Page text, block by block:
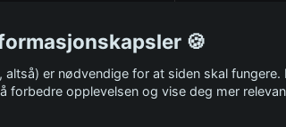
🍪
altså) er nødvendige for at siden skal fungere.
forbedre opplevelsen og vise deg mer